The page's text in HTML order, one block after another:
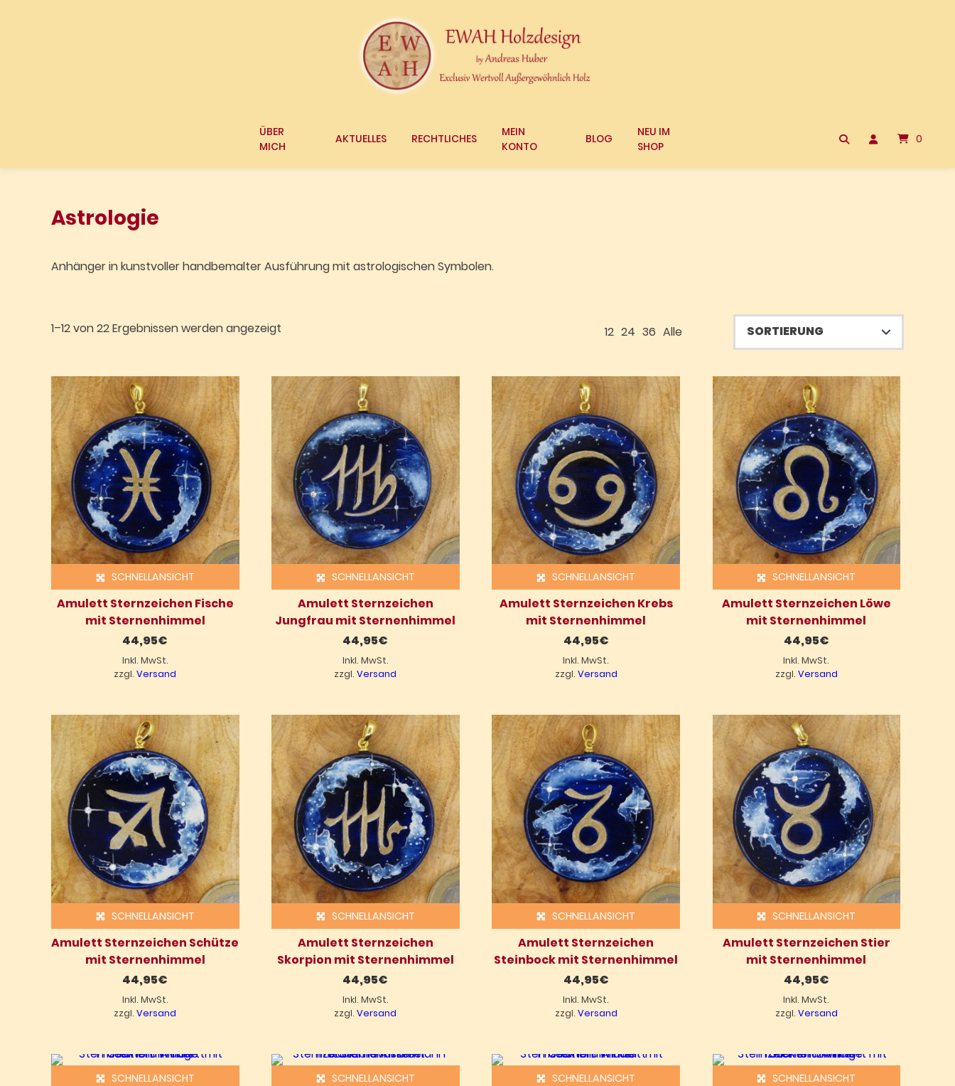
ÜBER
MICH
AKTUELLES RECHTLICHES
MEIN
KONTO
BLOG
NEU IM
SHOP
0
Astrologie
Anhänger in kunstvoller handbemalter Ausführung mit astrologischen Symbolen.
1–12 von 22 Ergebnissen werden angezeigt 12 24 36 Alle
SCHNELLANSICHT
Amulett Sternzeichen Fische
mit Sternenhimmel
44,95€
Inkl. MwSt.
zzgl.Versand
SCHNELLANSICHT
Amulett Sternzeichen
Jungfrau mit Sternenhimmel
44,95€
Inkl. MwSt.
zzgl.Versand
SCHNELLANSICHT
Amulett Sternzeichen Krebs
mit Sternenhimmel
44,95€
Inkl. MwSt.
zzgl. Versand
SCHNELLANSICHT
Amulett Sternzeichen Löwe
mit Sternenhimmel
44,95€
Inkl. MwSt.
zzgl. Versand
SCHNELLANSICHT
Amulett Sternzeichen Schütze
mit Sternenhimmel
44,95€
Inkl. MwSt.
zzgl.Versand
SCHNELLANSICHT
Amulett Sternzeichen
Skorpion mit Sternenhimmel
44,95€
Inkl. MwSt.
zzgl.Versand
SCHNELLANSICHT
Amulett Sternzeichen
Steinbock mit Sternenhimmel
44,95€
Inkl. MwSt.
zzgl. Versand
SCHNELLANSICHT
Amulett Sternzeichen Stier
mit Sternenhimmel
44,95€
Inkl. MwSt.
zzgl. Versand
SCHNELLANSICHT SCHNELLANSICHT SCHNELLANSICHT SCHNELLANSICHT